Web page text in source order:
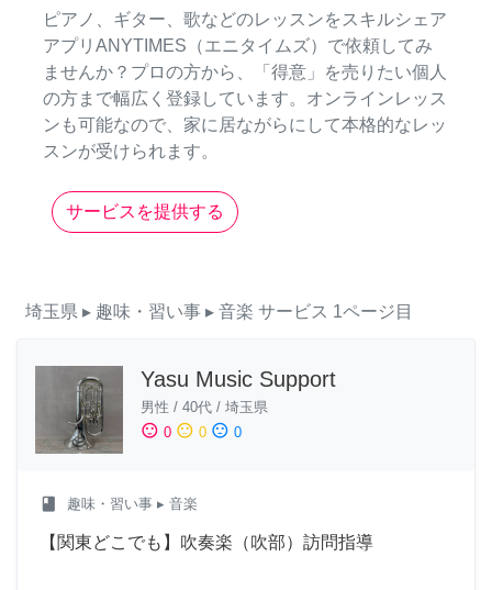
ピアノ、ギター、歌などのレッスンをスキルシェア
アプリANYTIMES（エニタイムズ）で依頼してみ
ませんか？プロの方から、「得意」を売りたい個人
の方まで幅広く登録しています。オンラインレッス
ンも可能なので、家に居ながらにして本格的なレッ
スンが受けられます。
サービスを提供する
埼玉県 ▸ 趣味・習い事 ▸ 音楽 サービス 1ページ目
Yasu Music Support
男性 / 40代 / 埼玉県
sentiment_satisfied 0 sentiment_neutral 0 sentiment_dissatisfied 0
class 趣味・習い事 ▸ 音楽
【関東どこでも】吹奏楽（吹部）訪問指導